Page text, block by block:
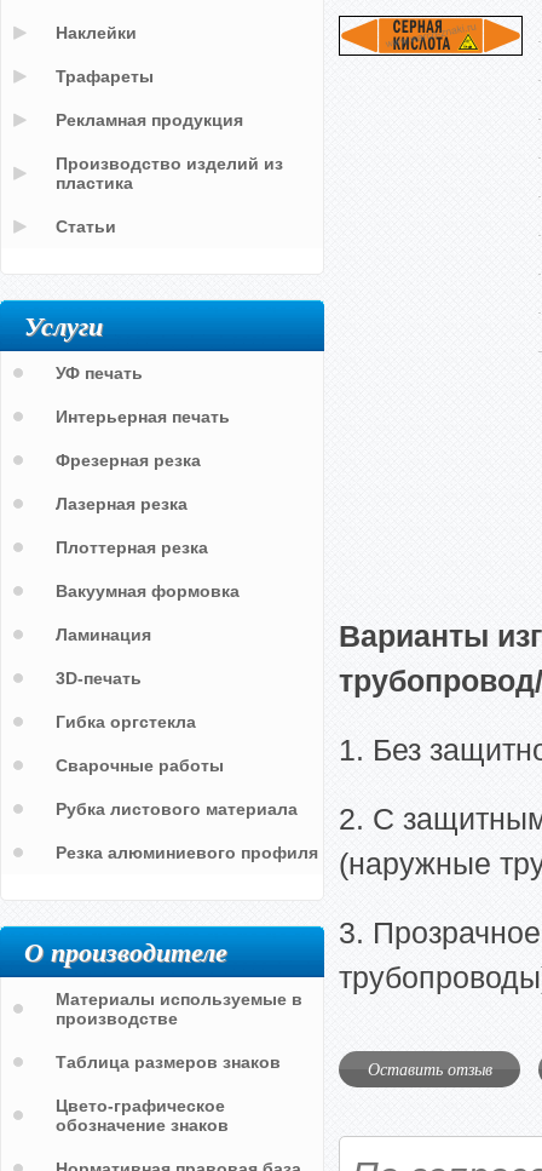
Варианты
1. Без
2. С
(наружные
3.
Оставить отзыв
Наклейки
Трафареты
Рекламная продукция
Производство изделий из
пластика
Статьи
Услуги
УФ печать
Интерьерная печать
Фрезерная резка
Лазерная резка
Плоттерная резка
Вакуумная формовка
Ламинация
3D-печать
Гибка оргстекла
Сварочные работы
Рубка листового материала
Резка алюминиевого профиля
О производителе
Материалы используемые в
производстве
Таблица размеров знаков
Цвето-графическое
обозначение знаков